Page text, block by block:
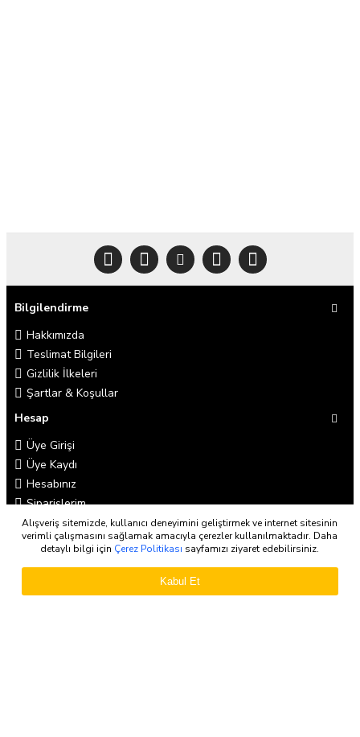
Bilgilendirme
Hakkımızda
Teslimat Bilgileri
Gizlilik İlkeleri
Şartlar & Koşullar
Hesap
Üye Girişi
Üye Kaydı
Hesabınız
Siparişlerim
Müşteri Servisi
İletişim
Site Haritası
Alışveriş sitemizde, kullanıcı deneyimini geliştirmek ve internet sitesinin
verimli çalışmasını sağlamak amacıyla çerezler kullanılmaktadır. Daha
detaylı bilgi için Çerez Politikası sayfamızı ziyaret edebilirsiniz.
Kabul Et